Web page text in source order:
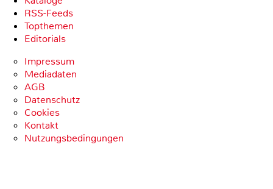
RSS-Feeds
Topthemen
Editorials
Impressum
Mediadaten
AGB
Datenschutz
Cookies
Kontakt
Nutzungsbedingungen